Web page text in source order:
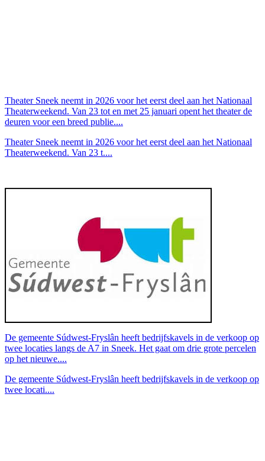
Theater Sneek neemt in 2026 voor het eerst deel aan het Nationaal
Theaterweekend. Van 23 tot en met 25 januari opent het theater de
deuren voor een breed publie....
Theater Sneek neemt in 2026 voor het eerst deel aan het Nationaal
Theaterweekend. Van 23 t....
De gemeente Súdwest-Fryslân heeft bedrijfskavels in de verkoop op
twee locaties langs de A7 in Sneek. Het gaat om drie grote percelen
op het nieuwe....
De gemeente Súdwest-Fryslân heeft bedrijfskavels in de verkoop op
twee locati....